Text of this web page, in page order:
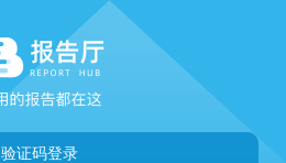
验证码登录